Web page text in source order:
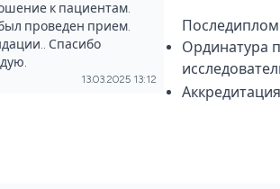
к пациентам.
проведен прием.
Спасибо
13.03.2025 13:12
Ординатура